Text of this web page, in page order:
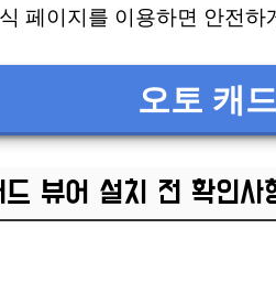
페이지를 이용하면 안전
오토 캐
드 뷰어 설치 전 확인사